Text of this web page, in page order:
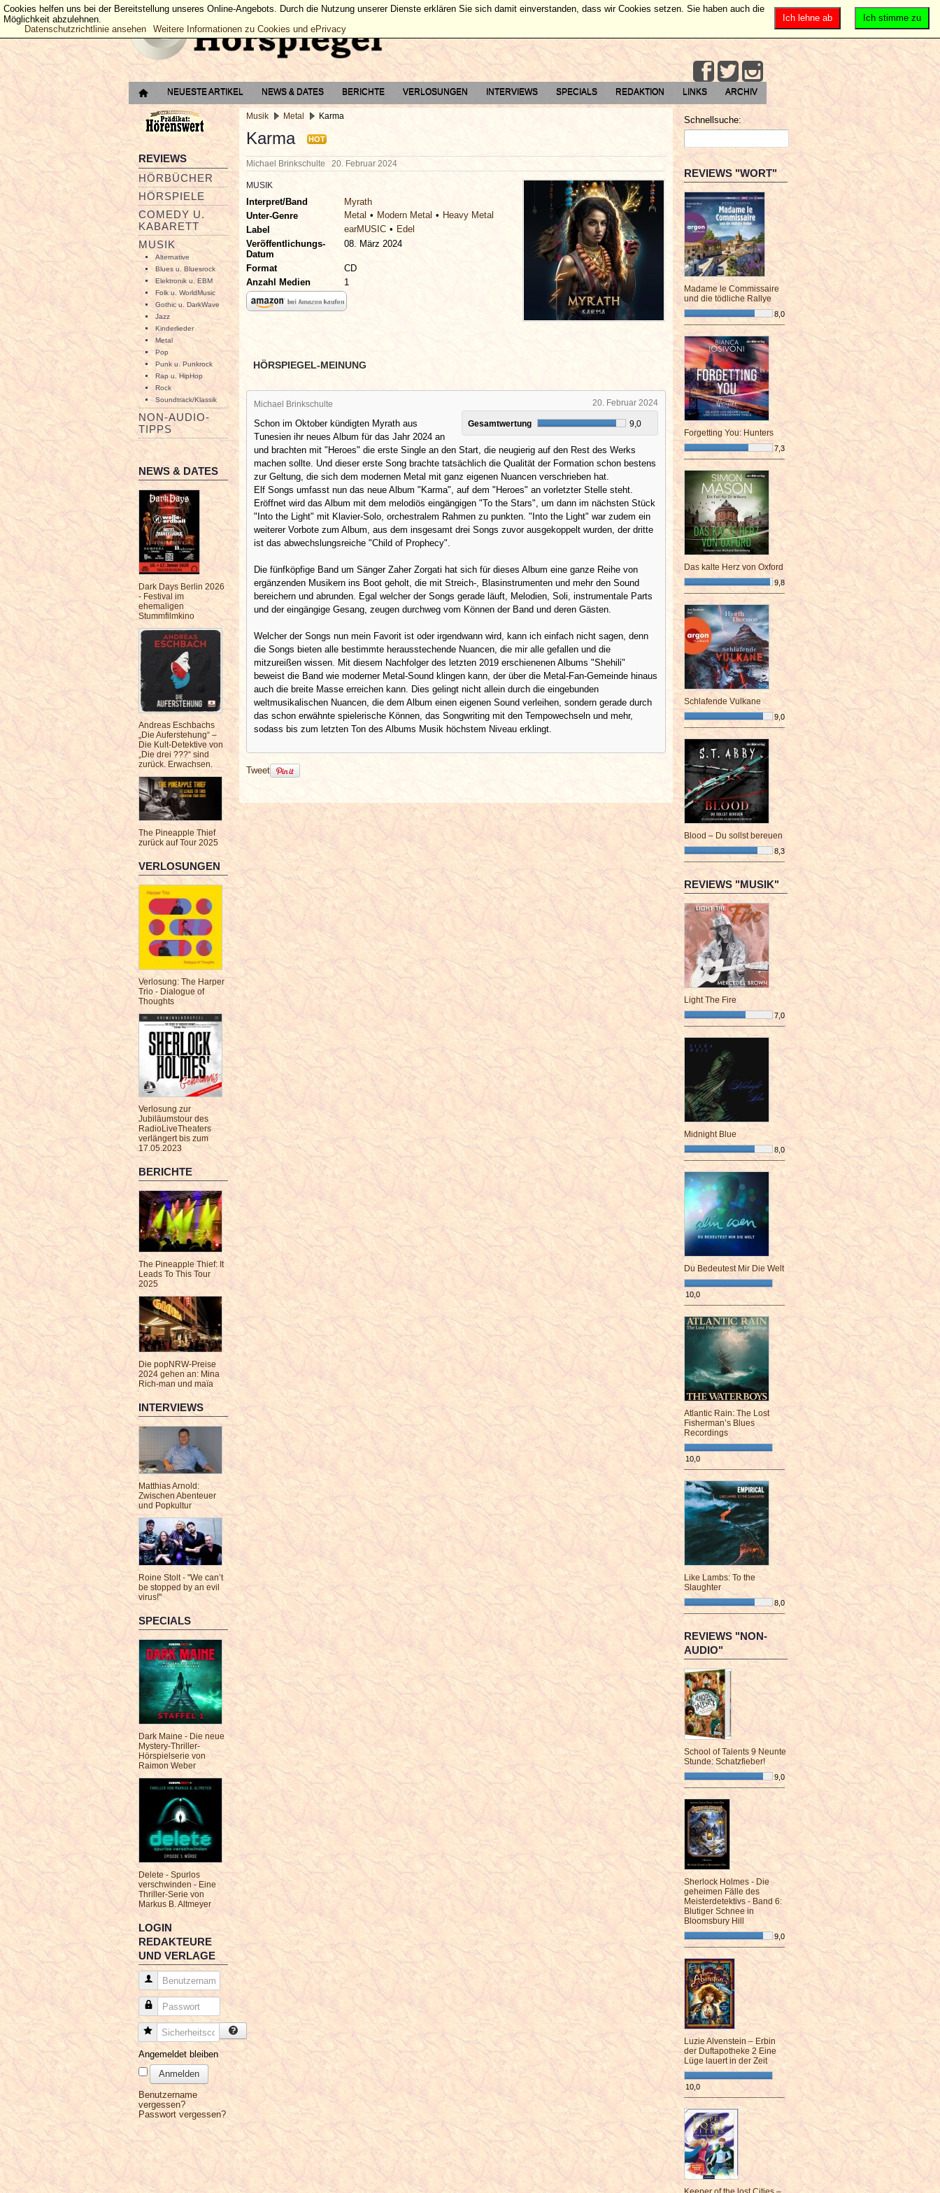
NEUESTE ARTIKEL NEWS & DATES BERICHTE VERLOSUNGEN INTERVIEWS SPECIALS REDAKTION LINKS ARCHIV
REVIEWS
HÖRBÜCHER
HÖRSPIELE
COMEDY U.
KABARETT
MUSIK
Alternative
Blues u. Bluesrock
Elektronik u. EBM
Folk u. WorldMusic
Gothic u. DarkWave
Jazz
Kinderlieder
Metal
Pop
Punk u. Punkrock
Rap u. HipHop
Rock
Soundtrack/Klassik
NON-AUDIO-
TIPPS
NEWS & DATES
Dark Days Berlin 2026
- Festival im
ehemaligen
Stummfilmkino
Andreas Eschbachs
„Die Auferstehung“ –
Die Kult-Detektive von
„Die drei ???“ sind
zurück. Erwachsen.
The Pineapple Thief
zurück auf Tour 2025
VERLOSUNGEN
Verlosung: The Harper
Trio - Dialogue of
Thoughts
Verlosung zur
Jubiläumstour des
RadioLiveTheaters
verlängert bis zum
17.05.2023
BERICHTE
The Pineapple Thief: It
Leads To This Tour
2025
Die popNRW-Preise
2024 gehen an: Mina
Rich-man und maïa
INTERVIEWS
Matthias Arnold:
Zwischen Abenteuer
und Popkultur
Roine Stolt - "We can’t
be stopped by an evil
virus!"
SPECIALS
Dark Maine - Die neue
Mystery-Thriller-
Hörspielserie von
Raimon Weber
Delete - Spurlos
verschwinden - Eine
Thriller-Serie von
Markus B. Altmeyer
LOGIN
REDAKTEURE
UND VERLAGE
Benutzername
Passwort
Sicherheitscode
Angemeldet bleiben
Anmelden
Benutzername
vergessen?
Passwort vergessen?
Musik Metal Karma
Karma HOT
Michael Brinkschulte 20. Februar 2024
MUSIK
Interpret/Band
Myrath
Unter-Genre
Metal Modern Metal
Heavy Metal
Label
earMUSIC
Edel
Veröffentlichungs-
Datum
08. März 2024
Format
CD
Anzahl Medien
1
HÖRSPIEGEL-MEINUNG
20. Februar 2024
Michael Brinkschulte
Gesamtwertung 9,0
Schon im Oktober kündigten Myrath aus
Tunesien ihr neues Album für das Jahr 2024 an
und brachten mit "Heroes" die erste Single an den Start, die neugierig auf den Rest des Werks
machen sollte. Und dieser erste Song brachte tatsächlich die Qualität der Formation schon bestens
zur Geltung, die sich dem modernen Metal mit ganz eigenen Nuancen verschrieben hat.
Elf Songs umfasst nun das neue Album "Karma", auf dem "Heroes" an vorletzter Stelle steht.
Eröffnet wird das Album mit dem melodiös eingängigen "To the Stars", um dann im nächsten Stück
"Into the Light" mit Klavier-Solo, orchestralem Rahmen zu punkten. "Into the Light" war zudem ein
weiterer Vorbote zum Album, aus dem insgesamt drei Songs zuvor ausgekoppelt wurden, der dritte
ist das abwechslungsreiche "Child of Prophecy".
Die fünfköpfige Band um Sänger Zaher Zorgati hat sich für dieses Album eine ganze Reihe von
ergänzenden Musikern ins Boot geholt, die mit Streich-, Blasinstrumenten und mehr den Sound
bereichern und abrunden. Egal welcher der Songs gerade läuft, Melodien, Soli, instrumentale Parts
und der eingängige Gesang, zeugen durchweg vom Können der Band und deren Gästen.
Welcher der Songs nun mein Favorit ist oder irgendwann wird, kann ich einfach nicht sagen, denn
die Songs bieten alle bestimmte herausstechende Nuancen, die mir alle gefallen und die
mitzureißen wissen. Mit diesem Nachfolger des letzten 2019 erschienenen Albums "Shehili"
beweist die Band wie moderner Metal-Sound klingen kann, der über die Metal-Fan-Gemeinde hinaus
auch die breite Masse erreichen kann. Dies gelingt nicht allein durch die eingebunden
weltmusikalischen Nuancen, die dem Album einen eigenen Sound verleihen, sondern gerade durch
das schon erwähnte spielerische Können, das Songwriting mit den Tempowechseln und mehr,
sodass bis zum letzten Ton des Albums Musik höchstem Niveau erklingt.
Tweet
Schnellsuche:
REVIEWS "WORT"
Madame le Commissaire
und die tödliche Rallye
8,0
¯¯¯¯¯¯¯¯¯¯¯¯¯¯¯¯¯¯¯¯¯¯¯¯
Forgetting You: Hunters
7,3
¯¯¯¯¯¯¯¯¯¯¯¯¯¯¯¯¯¯¯¯¯¯¯¯
Das kalte Herz von Oxford
9,8
¯¯¯¯¯¯¯¯¯¯¯¯¯¯¯¯¯¯¯¯¯¯¯¯
Schlafende Vulkane
9,0
¯¯¯¯¯¯¯¯¯¯¯¯¯¯¯¯¯¯¯¯¯¯¯¯
Blood – Du sollst bereuen
8,3
¯¯¯¯¯¯¯¯¯¯¯¯¯¯¯¯¯¯¯¯¯¯¯¯
REVIEWS "MUSIK"
Light The Fire
7,0
¯¯¯¯¯¯¯¯¯¯¯¯¯¯¯¯¯¯¯¯¯¯¯¯
Midnight Blue
8,0
¯¯¯¯¯¯¯¯¯¯¯¯¯¯¯¯¯¯¯¯¯¯¯¯
Du Bedeutest Mir Die Welt
10,0
¯¯¯¯¯¯¯¯¯¯¯¯¯¯¯¯¯¯¯¯¯¯¯¯
Atlantic Rain: The Lost
Fisherman’s Blues
Recordings
10,0
¯¯¯¯¯¯¯¯¯¯¯¯¯¯¯¯¯¯¯¯¯¯¯¯
Like Lambs: To the
Slaughter
8,0
¯¯¯¯¯¯¯¯¯¯¯¯¯¯¯¯¯¯¯¯¯¯¯¯
REVIEWS "NON-
AUDIO"
School of Talents 9 Neunte
Stunde: Schatzfieber!
9,0
¯¯¯¯¯¯¯¯¯¯¯¯¯¯¯¯¯¯¯¯¯¯¯¯
Sherlock Holmes - Die
geheimen Fälle des
Meisterdetektivs - Band 6:
Blutiger Schnee in
Bloomsbury Hill
9,0
¯¯¯¯¯¯¯¯¯¯¯¯¯¯¯¯¯¯¯¯¯¯¯¯
Luzie Alvenstein – Erbin
der Duftapotheke 2 Eine
Lüge lauert in der Zeit
10,0
¯¯¯¯¯¯¯¯¯¯¯¯¯¯¯¯¯¯¯¯¯¯¯¯
Ich stimme zu
Ich lehne ab
Cookies helfen uns bei der Bereitstellung unseres Online-Angebots. Durch die Nutzung unserer Dienste erklären Sie sich damit einverstanden, dass wir Cookies setzen. Sie haben auch die
Möglichkeit abzulehnen.
Datenschutzrichtlinie ansehen
Weitere Informationen zu Cookies und ePrivacy